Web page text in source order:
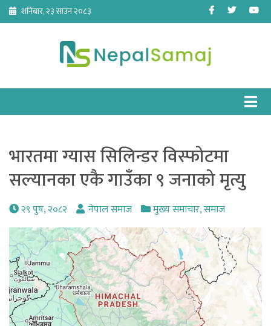
Skip
content
शनिबार, २३ साउन २०८३ Facebook
Twitter
भारतमा ग्यास सिलिन्डर विस्फोटमा
सल्यानका एकै गाउँका ९ जनाको मृत्यु
२९ पुष, २०८२ नेपाल समाज मुख्य समाचार,समाज